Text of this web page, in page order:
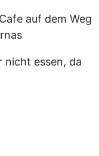
auf dem Weg
nicht essen, da